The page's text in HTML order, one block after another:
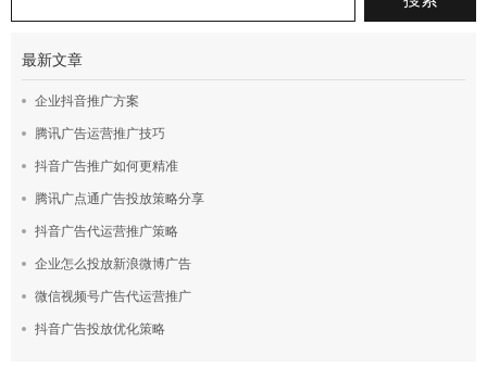
最新文章
企业抖音推广方案
腾讯广告运营推广技巧
抖音广告推广如何更精准
腾讯广点通广告投放策略分享
抖音广告代运营推广策略
企业怎么投放新浪微博广告
微信视频号广告代运营推广
抖音广告投放优化策略